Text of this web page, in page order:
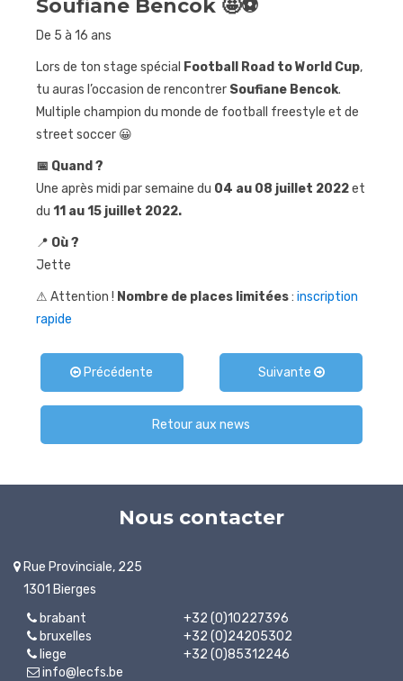
Journées
Soufiane Bencok🤩⚽
De 5 à 16 ans
Lors de ton stage spécial Football Road to World Cup,
tu auras l’occasion de rencontrer Soufiane Bencok.
Multiple champion du monde de football freestyle et de
street soccer 😀
📅 Quand ?
Une après midi par semaine du 04 au 08 juillet 2022et
du 11 au 15 juillet 2022.
📍 Où ?
Jette
⚠ Attention ! Nombre de places limitées: inscription
rapide
Précédente Suivante
Retour aux news
Nous contacter
Rue Provinciale, 225
1301 Bierges
brabant
+32 (0)10227396
bruxelles
+32 (0)24205302
liege
+32 (0)85312246
info@lecfs.be